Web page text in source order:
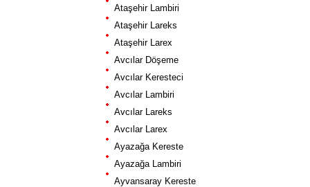
Ataşehir Lambiri
Ataşehir Lareks
Ataşehir Larex
Avcılar Döşeme
Avcılar Keresteci
Avcılar Lambiri
Avcılar Lareks
Avcılar Larex
Ayazağa Kereste
Ayazağa Lambiri
Ayvansaray Kereste